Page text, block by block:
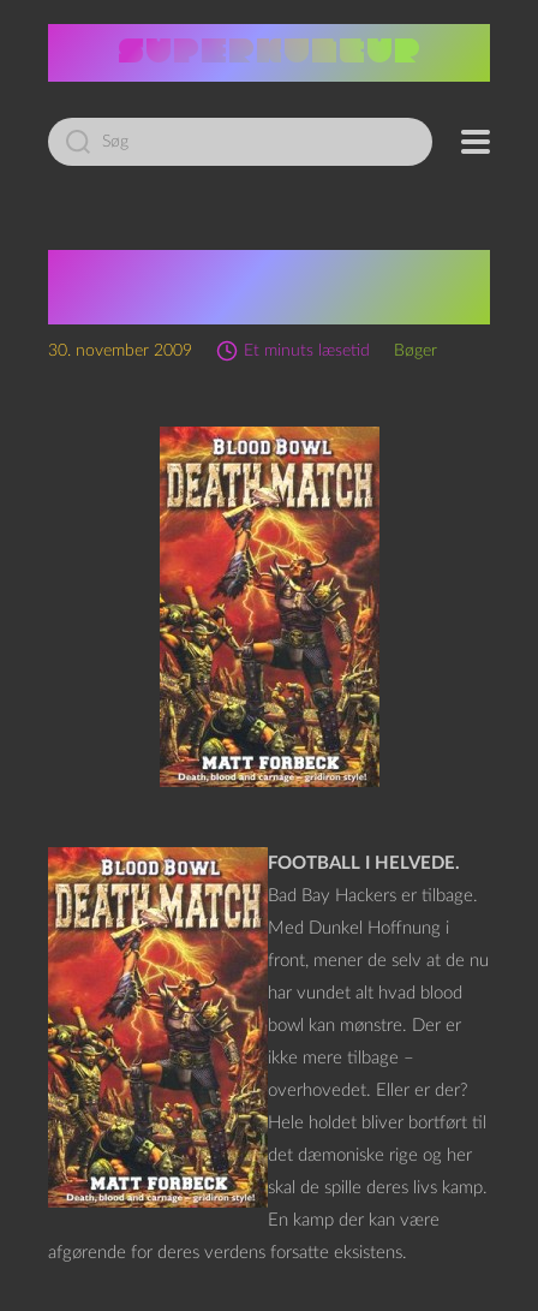
Led
efter:
30. november 2009 Et minuts læsetid Bøger
FOOTBALL I HELVEDE.
Bad Bay Hackers er tilbage.
Med Dunkel Hoffnung i
front, mener de selv at de nu
har vundet alt hvad blood
bowl kan mønstre. Der er
ikke mere tilbage –
overhovedet. Eller er der?
Hele holdet bliver bortført til
det dæmoniske rige og her
skal de spille deres livs kamp.
En kamp der kan være
afgørende for deres verdens forsatte eksistens.